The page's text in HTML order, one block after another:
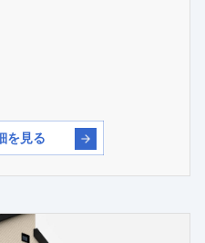
を見る